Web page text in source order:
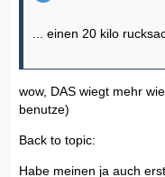
... einen 20 kilo
wow, DAS wiegt mehr
benutze)
Back to topic:
Habe meinen ja auch